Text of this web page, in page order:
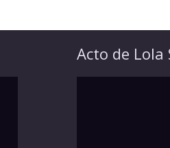
Acto de Lola